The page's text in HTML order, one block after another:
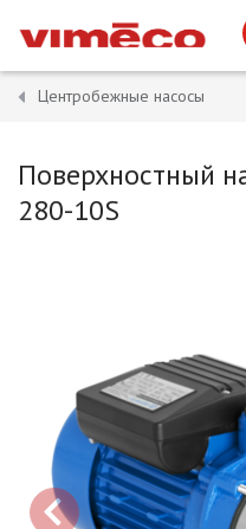
Центробежные насосы
Поверхностный
280-10S